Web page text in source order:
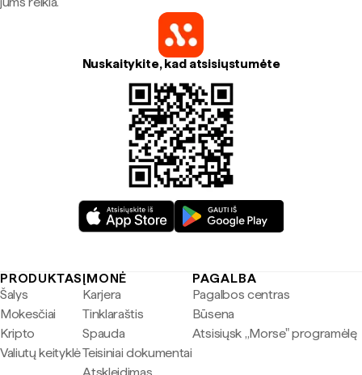
Nuskaitykite, kad atsisiųstumėte
PRODUKTAS
Šalys
Mokesčiai
Kripto
Valiutų keityklė
ĮMONĖ
Karjera
Tinklaraštis
Spauda
Teisiniai dokumentai
PAGALBA
Pagalbos centras
Būsena
Atsisiųsk „Morse" programėlę